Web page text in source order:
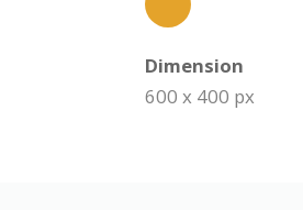
Dimension
600 x 400 px